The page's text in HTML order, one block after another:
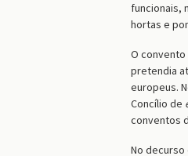
funcionais,
hortas e
O convento
pretendia
europeus.
Concílio de
conventos
No decurso